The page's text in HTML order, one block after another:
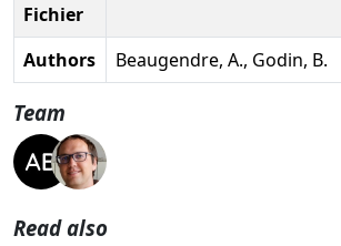
Fichier
Authors
Beaugendre, A., Godin, B.
Team
Read also